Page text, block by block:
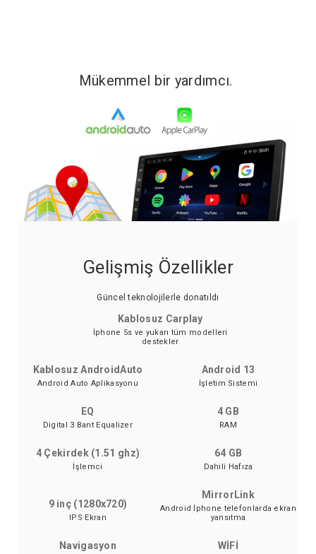
Mükemmel bir yardımcı.
Gelişmiş Özellikler
Güncel teknolojilerle donatıldı
Kablosuz Carplay
İphone 5s ve yukarı tüm modelleri
destekler
Kablosuz AndroidAuto
Android Auto Aplikasyonu
Android 13
İşletim Sistemi
EQ
Digital 3 Bant Equalizer
4 GB
RAM
4 Çekirdek (1.51 ghz)
İşlemci
64 GB
Dahili Hafıza
9 inç (1280x720)
IPS Ekran
MirrorLink
Android İphone telefonlarda ekran
yansıtma
Navigasyon WİFİ